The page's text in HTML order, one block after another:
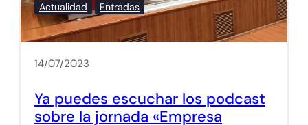
Actualidad Entradas
14/07/2023
Ya puedes escuchar los podcast
sobre la jornada «Empresa